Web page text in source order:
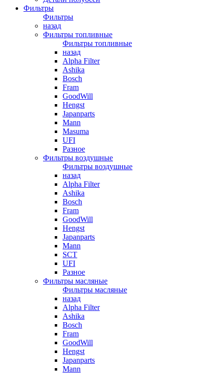
Фильтры
Фильтры
назад
Фильтры топливные
Фильтры топливные
назад
Alpha Filter
Ashika
Bosch
Fram
GoodWill
Hengst
Japanparts
Mann
Masuma
UFI
Разное
Фильтры воздушные
Фильтры воздушные
назад
Alpha Filter
Ashika
Bosch
Fram
GoodWill
Hengst
Japanparts
Mann
SCT
UFI
Разное
Фильтры масляные
Фильтры масляные
назад
Alpha Filter
Ashika
Bosch
Fram
GoodWill
Hengst
Japanparts
Mann